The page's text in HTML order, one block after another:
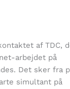
af TDC,
arbejdet på
Det sker fra
simultant på